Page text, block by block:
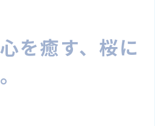
を癒す、桜に